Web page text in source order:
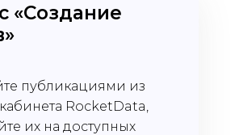
«Создание
публикациями из
RocketData,
их на доступных